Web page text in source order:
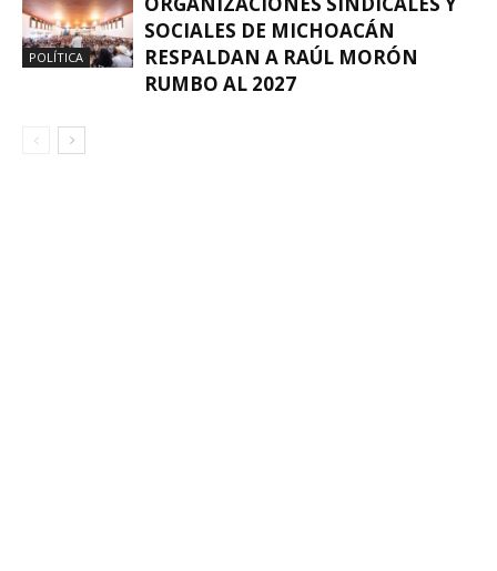
POLÍTICA
SOCIALES DE MICHOACÁN
RESPALDAN A RAÚL MORÓN
RUMBO AL 2027